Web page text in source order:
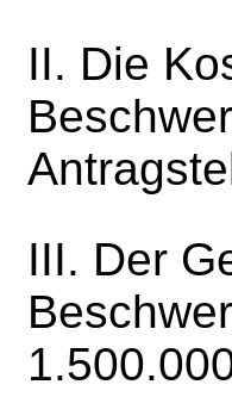
II. Die
III. Der